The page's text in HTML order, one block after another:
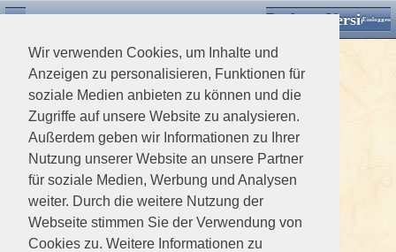
Wir verwenden Cookies, um Inhalte und
Anzeigen zu personalisieren, Funktionen für
soziale Medien anbieten zu können und die
Zugriffe auf unsere Website zu analysieren.
Außerdem geben wir Informationen zu Ihrer
Nutzung unserer Website an unsere Partner
für soziale Medien, Werbung und Analysen
weiter. Durch die weitere Nutzung der
Webseite stimmen Sie der Verwendung von
Cookies zu. Weitere Informationen zu
Desktop VersionEinloggen